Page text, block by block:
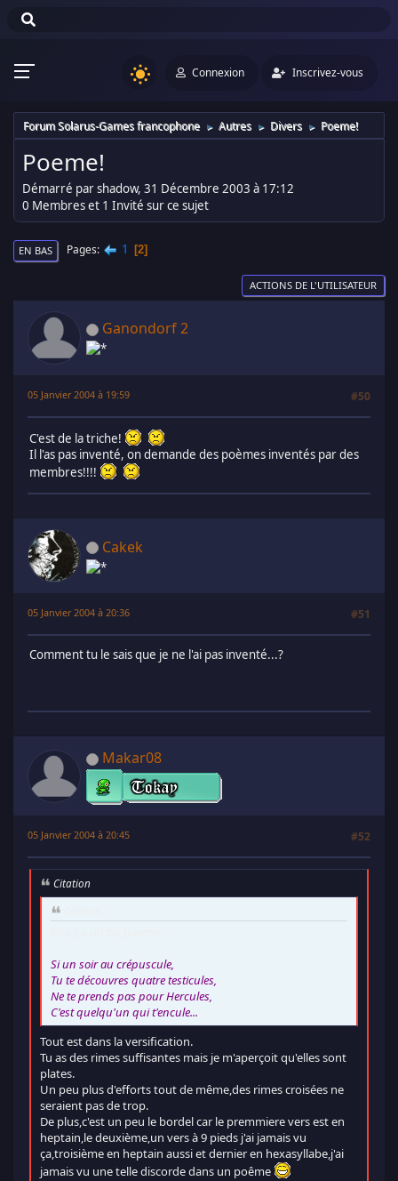
Connexion Inscrivez-vous
Forum Solarus-Games francophone ► Autres ► Divers ► Poeme!
Poeme!
Démarré par shadow, 31 Décembre 2003 à 17:12
0 Membres et 1 Invité sur ce sujet
EN BAS Pages 1 2
ACTIONS DE L'UTILISATEUR
Ganondorf 2
05 Janvier 2004 à 19:59 #50
C'est de la triche!
Il l'as pas inventé, on demande des poèmes inventés par des
membres!!!!
Cakek
05 Janvier 2004 à 20:36 #51
Comment tu le sais que je ne l'ai pas inventé...?
Makar08
05 Janvier 2004 à 20:45 #52
Citation
Si un soir au crépuscule,
Tu te découvres quatre testicules,
Ne te prends pas pour Hercules,
C'est quelqu'un qui t'encule...
Tout est dans la versification.
Tu as des rimes suffisantes mais je m'aperçoit qu'elles sont
plates.
Un peu plus d'efforts tout de même,des rimes croisées ne
seraient pas de trop.
De plus,c'est un peu le bordel car le premmiere vers est en
heptain,le deuxième,un vers à 9 pieds j'ai jamais vu
ça,troisième en heptain aussi et dernier en hexasyllabe,j'ai
jamais vu une telle discorde dans un poême